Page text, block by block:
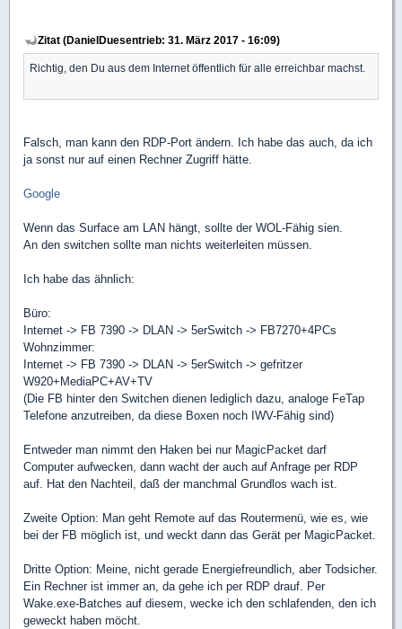
Zitat (DanielDuesentrieb: 31. März 2017 - 16:09)
Richtig, den Du aus dem Internet öffentlich für alle erreichbar machst.
Falsch, man kann den RDP-Port ändern. Ich habe das auch, da ich
ja sonst nur auf einen Rechner Zugriff hätte.
Google
Wenn das Surface am LAN hängt, sollte der WOL-Fähig sien.
An den switchen sollte man nichts weiterleiten müssen.
Ich habe das ähnlich:
Büro:
Internet -> FB 7390 -> DLAN -> 5erSwitch -> FB7270+4PCs
Wohnzimmer:
Internet -> FB 7390 -> DLAN -> 5erSwitch -> gefritzer
W920+MediaPC+AV+TV
(Die FB hinter den Switchen dienen lediglich dazu, analoge FeTap
Telefone anzutreiben, da diese Boxen noch IWV-Fähig sind)
Entweder man nimmt den Haken bei nur MagicPacket darf
Computer aufwecken, dann wacht der auch auf Anfrage per RDP
auf. Hat den Nachteil, daß der manchmal Grundlos wach ist.
Zweite Option: Man geht Remote auf das Routermenü, wie es, wie
bei der FB möglich ist, und weckt dann das Gerät per MagicPacket.
Dritte Option: Meine, nicht gerade Energiefreundlich, aber Todsicher.
Ein Rechner ist immer an, da gehe ich per RDP drauf. Per
Wake.exe-Batches auf diesem, wecke ich den schlafenden, den ich
geweckt haben möcht.